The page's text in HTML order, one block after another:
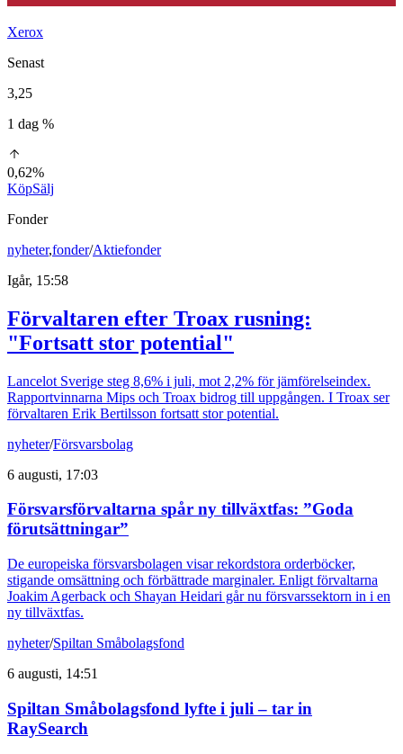
Xerox
Senast
3,25
1 dag %
0,62%
KöpSälj
Fonder
nyheter,fonder/Aktiefonder
Igår, 15:58
Förvaltaren efter Troax rusning:
"Fortsatt stor potential"
Lancelot Sverige steg 8,6% i juli, mot 2,2% för jämförelseindex.
Rapportvinnarna Mips och Troax bidrog till uppgången. I Troax ser
förvaltaren Erik Bertilsson fortsatt stor potential.
nyheter/Försvarsbolag
6 augusti, 17:03
Försvarsförvaltarna spår ny tillväxtfas: ”Goda
förutsättningar”
De europeiska försvarsbolagen visar rekordstora orderböcker,
stigande omsättning och förbättrade marginaler. Enligt förvaltarna
Joakim Agerback och Shayan Heidari går nu försvarssektorn in i en
ny tillväxtfas.
nyheter/Spiltan Småbolagsfond
6 augusti, 14:51
Spiltan Småbolagsfond lyfte i juli – tar in
RaySearch